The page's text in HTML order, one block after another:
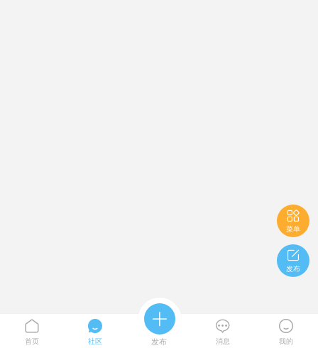

菜单

发布

首页

社区

发布

消息

我的